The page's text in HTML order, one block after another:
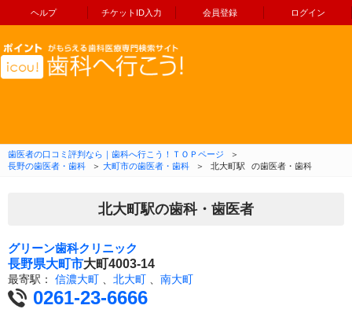
ヘルプ チケットID入力 会員登録 ログイン
コンテンツへ移動
歯医者の口コミ評判なら｜歯科へ行こう！ＴＯＰページ
＞
長野の歯医者・歯科
＞ 大町市の歯医者・歯科 ＞ 北大町駅 の歯医者・歯科
北大町駅の歯科・歯医者
グリーン歯科クリニック
長野県大町市大町4003-14
最寄駅： 信濃大町 北大町 南大町
0261-23-6666